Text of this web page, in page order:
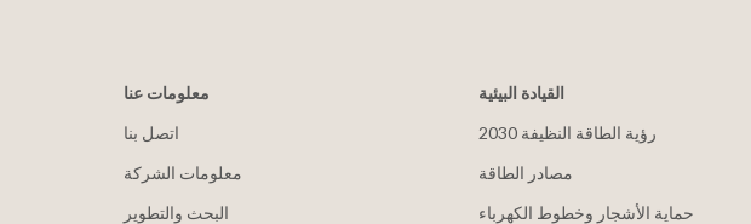
معلومات عنا
اتصل بنا
معلومات الشركة
البحث والتطوير
القيادة البيئية
2030 رؤية الطاقة النظيفة
مصادر الطاقة
حماية الأشجار وخطوط الكهرباء